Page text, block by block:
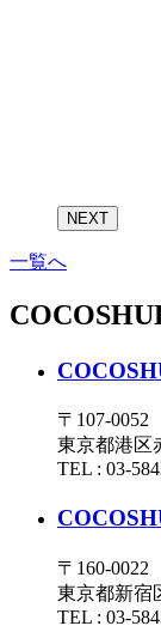
NEXT
一覧へ
〒107-0052
東京都港区
TEL : 03-
〒160-0022
東京都新宿
TEL : 03-